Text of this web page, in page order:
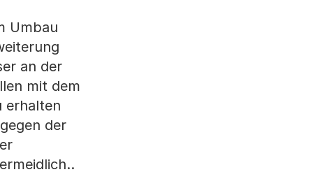
Umbau
an der
mit dem
erhalten
der